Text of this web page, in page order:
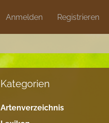
Anmelden Registrieren
Discord Artikel Blog
Kategorien
Artenverzeichnis